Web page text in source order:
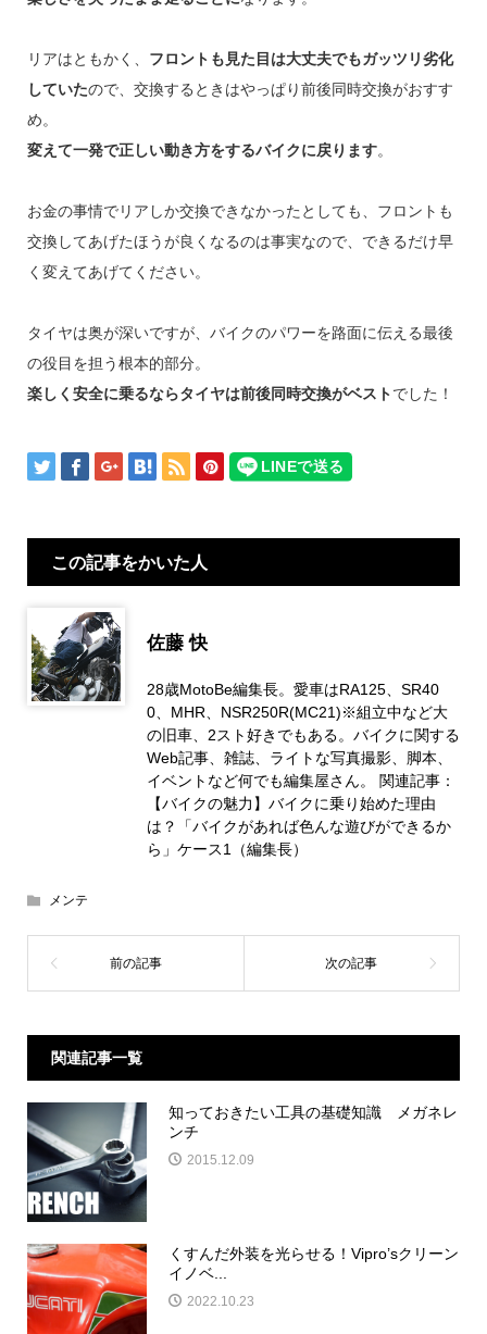
リアはともかく、 フロントも見た目は大丈夫でもガッツリ劣化
していたので、交換するときはやっぱり前後同時交換がおすす
め。
変えて一発で正しい動き方をするバイクに戻ります。
お金の事情でリアしか交換できなかったとしても、フロントも
交換してあげたほうが良くなるのは事実なので、できるだけ早
く変えてあげてください。
タイヤは奥が深いですが、バイクのパワーを路面に伝える最後
の役目を担う根本的部分。
楽しく安全に乗るならタイヤは前後同時交換がベストでした！
この記事をかいた人
佐藤 快
28歳MotoBe編集長。愛車はRA125、SR40
0、MHR、NSR250R(MC21)※組立中など大
の旧車、2スト好きでもある。バイクに関する
Web記事、雑誌、ライトな写真撮影、脚本、
イベントなど何でも編集屋さん。 関連記事：
【バイクの魅力】バイクに乗り始めた理由
は？「バイクがあれば色んな遊びができるか
ら」ケース1（編集長）
メンテ
関連記事一覧
知っておきたい工具の基礎知識 メガネレ
ンチ
2015.12.09
くすんだ外装を光らせる！Vipro’sクリーン
イノベ...
2022.10.23